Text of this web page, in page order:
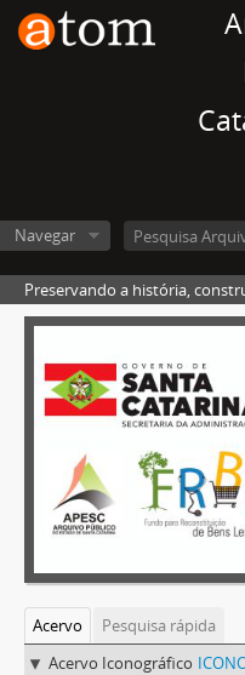
Navegar
Preservando a história,
Acervo
Pesquisa rápida
Acervo Iconográfico